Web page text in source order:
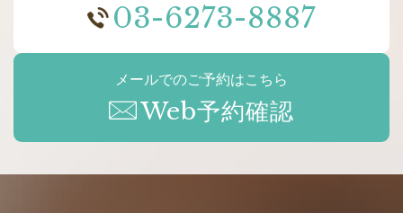
03-6273-8887
メールでのご予約はこちら
Web予約確認